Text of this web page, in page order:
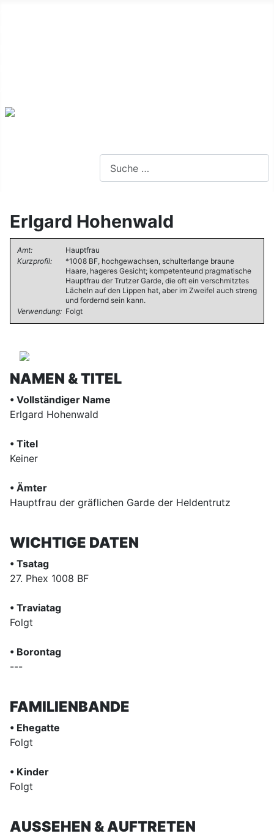
Erlgard Hohenwald
Amt:
Hauptfrau
Kurzprofil:
*1008 BF, hochgewachsen, schulterlange braune
Haare, hageres Gesicht; kompetenteund pragmatische
Hauptfrau der Trutzer Garde, die oft ein verschmitztes
Lächeln auf den Lippen hat, aber im Zweifel auch streng
und fordernd sein kann.
Verwendung: Folgt
NAMEN & TITEL
• Vollständiger Name
Erlgard Hohenwald
• Titel
Keiner
• Ämter
Hauptfrau der gräflichen Garde der Heldentrutz
WICHTIGE DATEN
• Tsatag
27. Phex 1008 BF
• Traviatag
Folgt
• Borontag
---
FAMILIENBANDE
• Ehegatte
Folgt
• Kinder
Folgt
AUSSEHEN & AUFTRETEN